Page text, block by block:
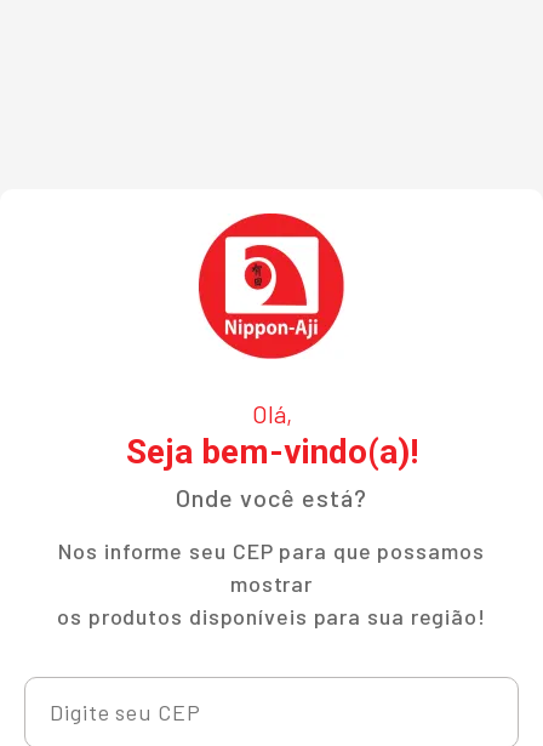
Olá,
Seja bem-vindo(a)!
Onde você está?
Nos informe seu CEP para que possamos
mostrar
os produtos disponíveis para sua região!